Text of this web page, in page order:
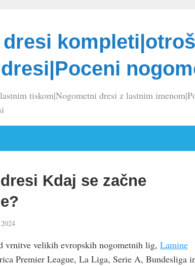
tiskom|Nogometni dresi z lastnim
Kdaj se začne
vrnitve velikih evropskih nogometnih lig, Lamine
Premier League, La Liga, Serie A, Bundesliga